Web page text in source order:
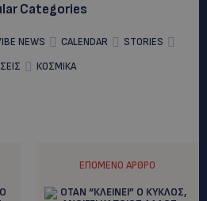
Categories
NEWS CALENDAR
STORIES
ΚΟΣΜΙΚΑ
ΕΠΌΜΕΝΟ ΆΡΘΡΟ